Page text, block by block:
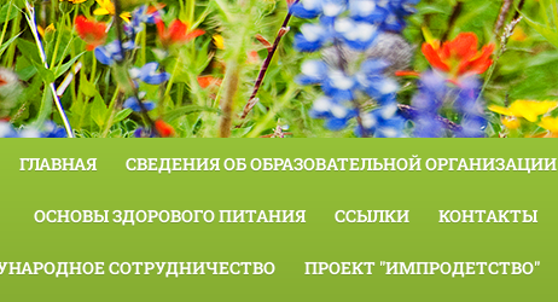
ГЛАВНАЯ СВЕДЕНИЯ ОБ ОБРАЗОВАТЕЛЬНОЙ ОРГАНИЗАЦИИ
ОСНОВЫ ЗДОРОВОГО ПИТАНИЯ ССЫЛКИ КОНТАКТЫ
СОТРУДНИЧЕСТВО ПРОЕКТ "ИМПРОДЕТСТВО"